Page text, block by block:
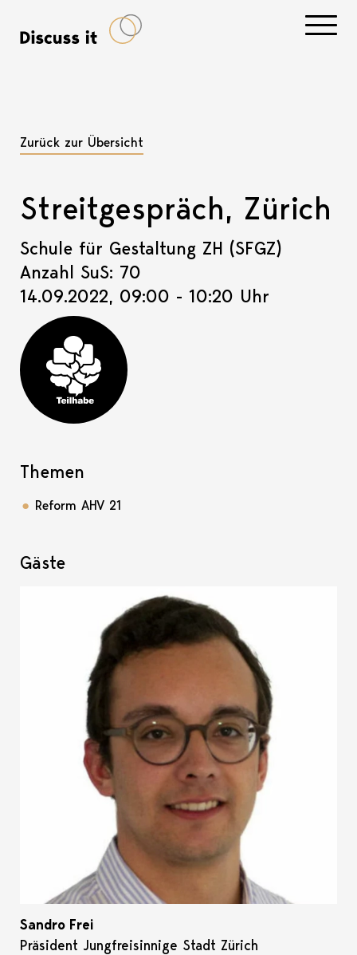
Zurück zur Übersicht
Streitgespräch, Zürich
Schule für Gestaltung ZH (SFGZ)
Anzahl SuS: 70
14.09.2022, 09:00 - 10:20 Uhr
Teilhabe-Projekt
Themen
Reform AHV 21
Gäste
Sandro Frei
Präsident Jungfreisinnige Stadt Zürich